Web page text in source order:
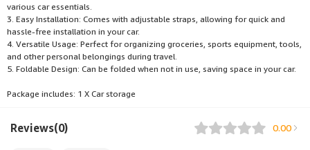
various car essentials.
3. Easy Installation: Comes with adjustable straps, allowing for quick and
hassle-free installation in your car.
4. Versatile Usage: Perfect for organizing groceries, sports equipment, tools,
and other personal belongings during travel.
5. Foldable Design: Can be folded when not in use, saving space in your car.
Package includes: 1 X Car storage
Reviews(0) 0.00